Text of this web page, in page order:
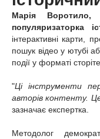
Марія Воротило,
популяризаторка
інтерактивні карти,
пошук відео у ютубі
події у форматі
"Ці інструменти
авторів контенту.
зазначає експертка.
Методолог